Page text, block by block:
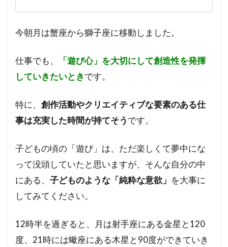
いき
とき
今朝月は蟹座から獅子座に移動しました。
仕事でも、
「遊び心」を大切にして創造性を発揮
していきたいときです。
特に、 創作活動やクリエイティブな要素のある仕
事は充実した時間が持てそうです。
子どもの頃の「遊び」は、ただ楽しくて夢中にな
って没頭していたと思いますが、そんな自分の中
にある、 子どものような「純粋な意欲」 を大事に
してみてください。
12時半を過ぎると、月は射手座にある金星と120
度、21時には蠍座にある木星と90度ができていき